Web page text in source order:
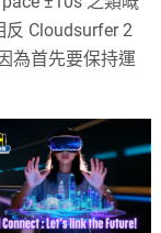
Cloudsurfer 2
為首先要保持運